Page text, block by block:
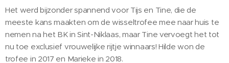
Het werd bijzonder spannend voor Tijs en Tine, die de
meeste kans maakten om de wisseltrofee mee naar huis te
nemen na het BK in Sint-Niklaas, maar Tine vervoegt het tot
nu toe exclusief vrouwelijke rijtje winnaars! Hilde won de
trofee in 2017 en Marieke in 2018.